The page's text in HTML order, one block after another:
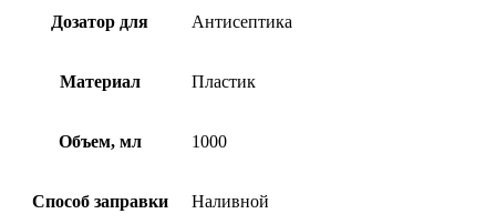
Дозатор для Антисептика
Материал Пластик
Объем, мл 1000
Способ заправки Наливной